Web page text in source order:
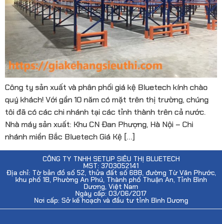
Công ty sản xuất và phân phối giá kệ Bluetech kính chào
quý khách! Với gần 10 năm có mặt trên thị trường, chúng
tôi đã có các chi nhánh tại các tỉnh thành trên cả nước.
Nhà máy sản xuất: Khu CN Đan Phượng, Hà Nội – Chi
nhánh miền Bắc Bluetech Giá Kệ […]
CÔNG TY TNHH SETUP SIÊU THỊ BLUETECH
MST: 3703052141
Địa chỉ: Tờ bản đồ số 52, thửa đất số 688, đường Từ Văn Phước,
khu phố 1B, Phường An Phú, Thành phố Thuận An, Tỉnh Bình
Dương, Việt Nam
Ngày cấp: 03/06/2017
Nơi cấp: Sở kế hoạch và đầu tư tỉnh Bình Dương